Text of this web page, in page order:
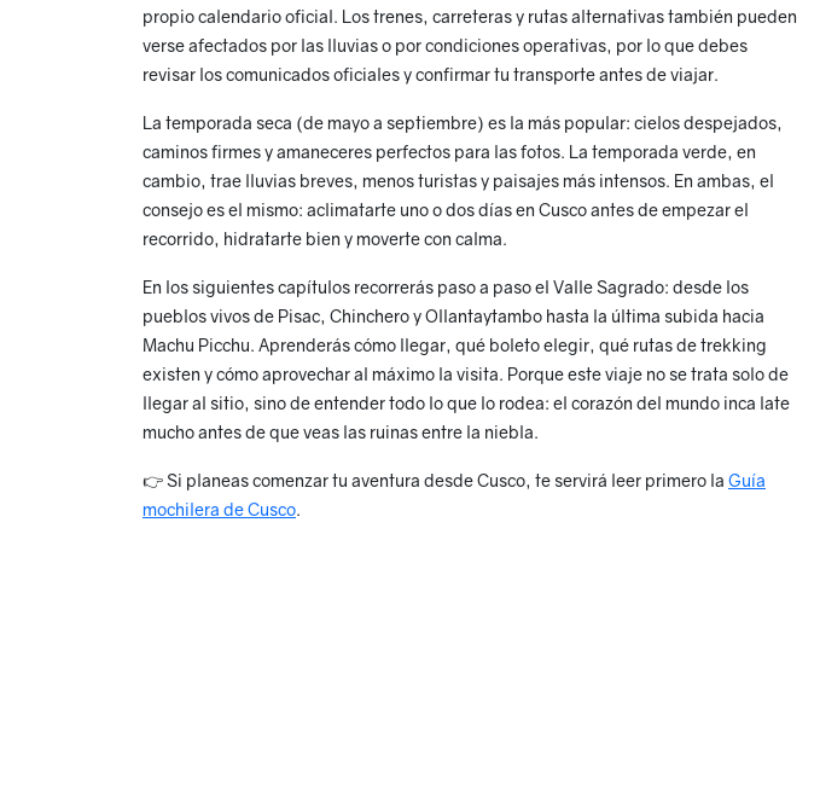
propio calendario oficial. Los trenes, carreteras y rutas alternativas también pueden
verse afectados por las lluvias o por condiciones operativas, por lo que debes
revisar los comunicados oficiales y confirmar tu transporte antes de viajar.
La temporada seca (de mayo a septiembre) es la más popular: cielos despejados,
caminos firmes y amaneceres perfectos para las fotos. La temporada verde, en
cambio, trae lluvias breves, menos turistas y paisajes más intensos. En ambas, el
consejo es el mismo: aclimatarte uno o dos días en Cusco antes de empezar el
recorrido, hidratarte bien y moverte con calma.
En los siguientes capítulos recorrerás paso a paso el Valle Sagrado: desde los
pueblos vivos de Pisac, Chinchero y Ollantaytambo hasta la última subida hacia
Machu Picchu. Aprenderás cómo llegar, qué boleto elegir, qué rutas de trekking
existen y cómo aprovechar al máximo la visita. Porque este viaje no se trata solo de
llegar al sitio, sino de entender todo lo que lo rodea: el corazón del mundo inca late
mucho antes de que veas las ruinas entre la niebla.
👉 Si planeas comenzar tu aventura desde Cusco, te servirá leer primero la Guía
mochilera de Cusco.